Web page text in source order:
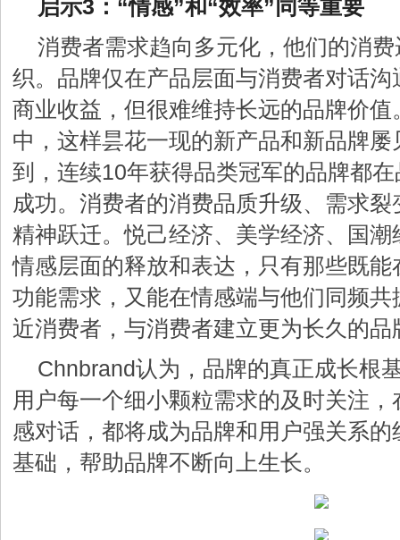
启示3：“情感”和“效率”同等重要
消费者需求趋向多元化，他们的消
织。品牌仅在产品层面与消费者对话
商业收益，但很难维持长远的品牌价
中，这样昙花一现的新产品和新品牌
到，连续10年获得品类冠军的品牌都
成功。消费者的消费品质升级、需求
精神跃迁。悦己经济、美学经济、国
情感层面的释放和表达，只有那些既
功能需求，又能在情感端与他们同频
近消费者，与消费者建立更为长久的品
Chnbrand认为，品牌的真正成长根
用户每一个细小颗粒需求的及时关注
感对话，都将成为品牌和用户强关系
基础，帮助品牌不断向上生长。